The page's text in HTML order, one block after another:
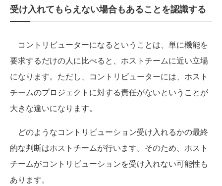
受け入れてもらえない場合もあることを認識する
コントリビューターになるということは、単に機能を
要求するだけの人に比べると、ホストチームに近い立場
になります。ただし、コントリビューターには、ホスト
チームのプロジェクトに対する責任がないということが
大きな違いになります。
どのようなコントリビューション受け入れるかの最終
的な判断はホストチームが行います。そのため、ホスト
チームがコントリビューションを受け入れない可能性も
あります。